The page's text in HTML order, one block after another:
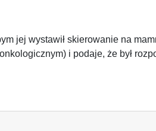
jej wystawił skierowanie na
i podaje, że był